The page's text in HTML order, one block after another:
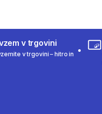
v trgovini
v trgovini – hitro in